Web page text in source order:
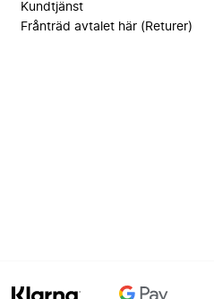
Kundtjänst
Frånträd avtalet här (Returer)